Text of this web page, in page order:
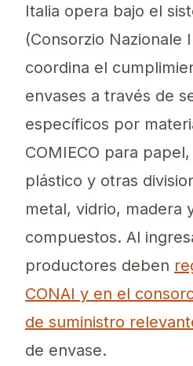
Italia opera bajo el
(Consorzio Nazionale
coordina el
envases a través de
específicos por
COMIECO para papel,
plástico y otras
metal, vidrio, madera
compuestos. Al
productores deben
CONAI y en el
de suministro
de envase.